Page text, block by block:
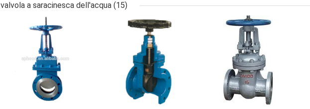
valvola a saracinesca dell'acqua (15)